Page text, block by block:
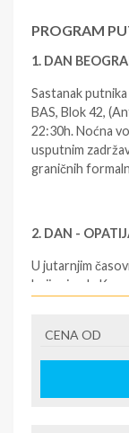
PROGRAM
1. DAN
Sastanak
BAS, Blok 42,
22:30h. Noćna
usputnim
graničnih
2. DAN -
U jutarnjim
koji pripada
podigli
Sve do
CENA OD